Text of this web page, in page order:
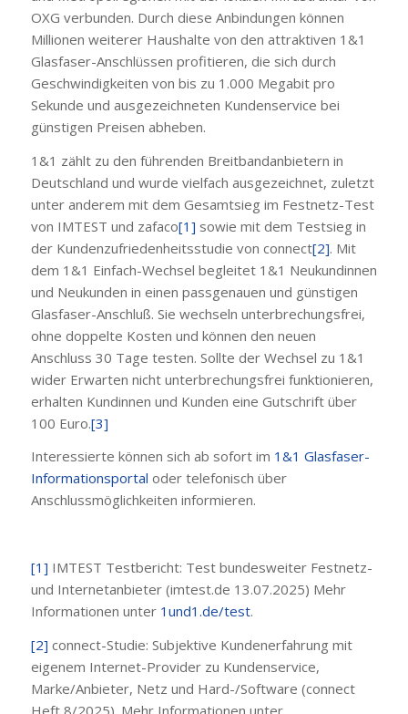
OXG verbunden. Durch diese Anbindungen können
Millionen weiterer Haushalte von den attraktiven 1&1
Glasfaser-Anschlüssen profitieren, die sich durch
Geschwindigkeiten von bis zu 1.000 Megabit pro
Sekunde und ausgezeichneten Kundenservice bei
günstigen Preisen abheben.
1&1 zählt zu den führenden Breitbandanbietern in
Deutschland und wurde vielfach ausgezeichnet, zuletzt
unter anderem mit dem Gesamtsieg im Festnetz-Test
von IMTEST und zafaco[1] sowie mit dem Testsieg in
der Kundenzufriedenheitsstudie von connect[2]. Mit
dem 1&1 Einfach-Wechsel begleitet 1&1 Neukundinnen
und Neukunden in einen passgenauen und günstigen
Glasfaser-Anschluß. Sie wechseln unterbrechungsfrei,
ohne doppelte Kosten und können den neuen
Anschluss 30 Tage testen. Sollte der Wechsel zu 1&1
wider Erwarten nicht unterbrechungsfrei funktionieren,
erhalten Kundinnen und Kunden eine Gutschrift über
100 Euro.[3]
Interessierte können sich ab sofort im 1&1 Glasfaser-
Informationsportal oder telefonisch über
Anschlussmöglichkeiten informieren.
[1] IMTEST Testbericht: Test bundesweiter Festnetz-
und Internetanbieter (imtest.de 13.07.2025) Mehr
Informationen unter 1und1.de/test.
[2] connect-Studie: Subjektive Kundenerfahrung mit
eigenem Internet-Provider zu Kundenservice,
Marke/Anbieter, Netz und Hard-/Software (connect
Heft 8/2025). Mehr Informationen unter